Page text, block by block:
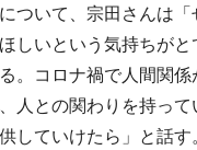
ついて、宗田さんは
しいという気持ちが
。コロナ禍で人間関
人との関わりを持っ
していけたら」と話す。